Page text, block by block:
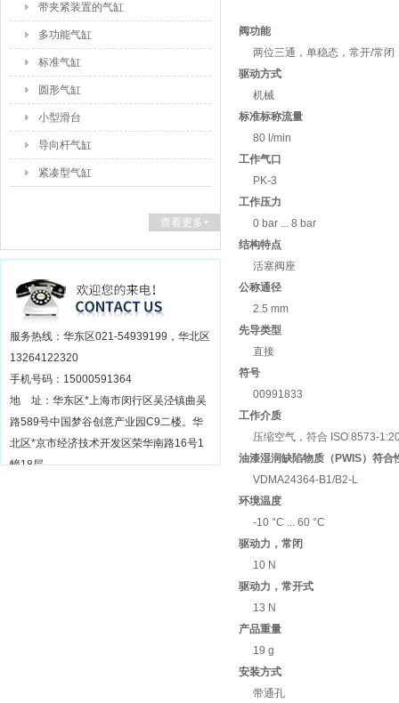
带夹紧装置的气缸
多功能气缸
标准气缸
圆形气缸
小型滑台
导向杆气缸
紧凑型气缸
查看更多+
服务热线：华东区021-54939199，华北区
13264122320
手机号码：15000591364
地 址：华东区*上海市闵行区吴泾镇曲吴
路589号中国梦谷创意产业园C9二楼。华
北区*京市经济技术开发区荣华南路16号1
幢18层
阀功能
两位三通，单稳态，常开/常闭
驱动方式
机械
标准标称流量
80 l/min
工作气口
PK-3
工作压力
0 bar ... 8 bar
结构特点
活塞阀座
公称通径
2.5 mm
先导类型
直接
符号
00991833
工作介质
压缩空气，符合 ISO 8573-
油漆湿润缺陷物质（PWIS）符合
VDMA24364-B1/B2-L
环境温度
-10 °C ... 60 °C
驱动力，常闭
10 N
驱动力，常开式
13 N
产品重量
19 g
安装方式
带通孔